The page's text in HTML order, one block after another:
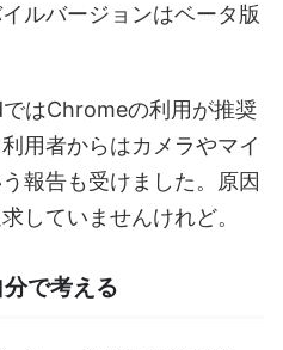
ルバージョンはベータ版
はChromeの利用が推奨
用者からはカメラやマイ
報告も受けました。原因
していませんけれど。
で考える